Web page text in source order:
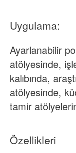
Uygulama:
Ayarlanabilir
atölyesinde,
kalıbında,
atölyesinde,
tamir
Özellikleri